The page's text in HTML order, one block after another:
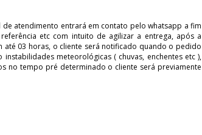
atendimento entrará em contato pelo whatsapp a fim
etc com intuito de agilizar a entrega, após a
03 horas, o cliente será notificado quando o pedido
meteorológicas ( chuvas, enchentes etc ),
no tempo pré determinado o cliente será previamente